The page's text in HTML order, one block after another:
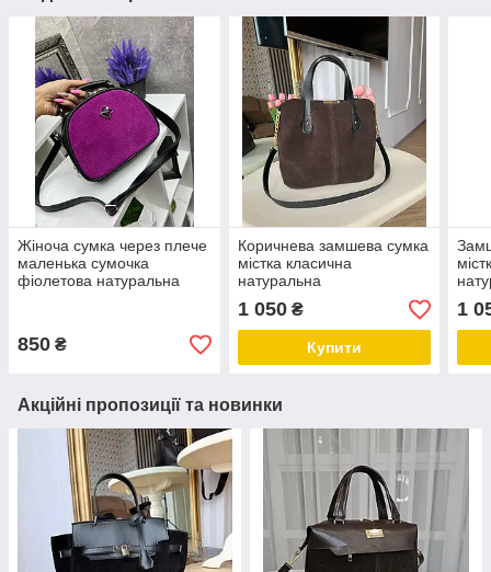
Жіноча сумка через плече
маленька сумочка
фіолетова натуральна
850 ₴
Коричнева замшева сумка
містка класична
натуральна
замша+шкірзам
1 050₴
Купити
1
Акційні пропозиції та новинки